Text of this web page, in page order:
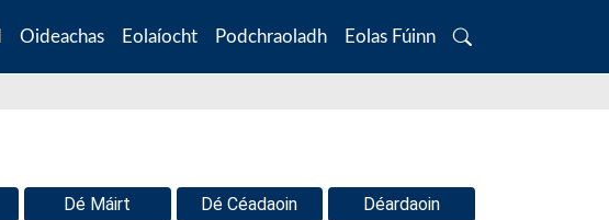
Oideachas Eolaíocht Podchraoladh Eolas Fúinn
Search
Dé Máirt Dé Céadaoin Déardaoin